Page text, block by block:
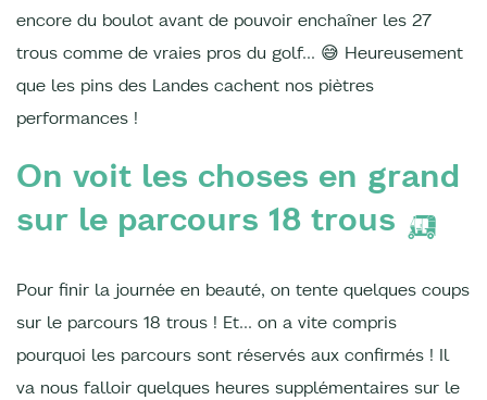
encore du boulot avant de pouvoir enchaîner les 27
trous comme de vraies pros du golf… 😅 Heureusement
que les pins des Landes cachent nos piètres
performances !
On voit les choses en grand
sur le parcours 18 trous 🛺
Pour finir la journée en beauté, on tente quelques coups
sur le parcours 18 trous ! Et… on a vite compris
pourquoi les parcours sont réservés aux confirmés ! Il
va nous falloir quelques heures supplémentaires sur le